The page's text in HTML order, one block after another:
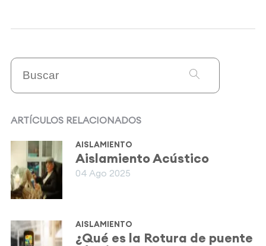
ARTÍCULOS RELACIONADOS
AISLAMIENTO
Aislamiento Acústico
04 Ago 2025
AISLAMIENTO
¿Qué es la Rotura de puente